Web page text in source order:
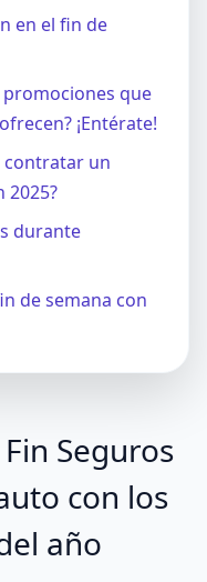
en el fin de
promociones que
¡Entérate!
contratar un
2025?
durante
de semana con
Seguros
con los
año